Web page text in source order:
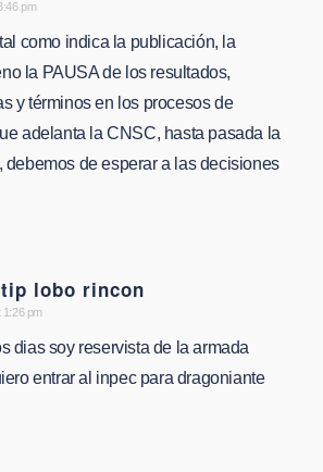
pm
como indica la publicación, la
la PAUSA de los resultados,
y términos en los procesos de
adelanta la CNSC, hasta pasada la
debemos de esperar a las decisiones
lobo rincon
1:26 pm
dias soy reservista de la armada
entrar al inpec para dragoniante